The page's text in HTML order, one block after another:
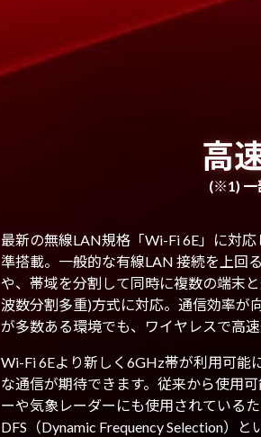
高
(※1) 一
最新の無線LAN規格「Wi-Fi 6E」に対
準搭載。一般的な有線LAN 接続を上回
や、帯域を分割して同時に複数の端末
波数分割多重)方式に対応。通信効率が
が多数ある環境でも、ワイヤレスで高
Wi-Fi 6Eより新しく6GHz帯が利用可能
な通信が期待できます。従来から使用
ーや気象レーダーにも使用されている
DFS（Dynamic Frequency Selection）